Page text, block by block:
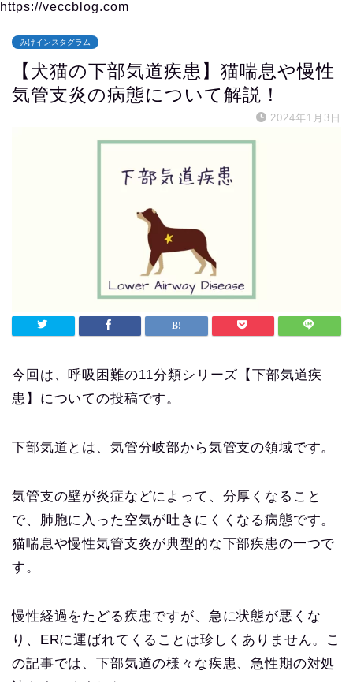
https://veccblog.com
みけインスタグラム
【犬猫の下部気道疾患】猫喘息や慢性
気管支炎の病態について解説！
2024年1月3日
今回は、呼吸困難の11分類シリーズ【下部気道疾
患】についての投稿です。
下部気道とは、気管分岐部から気管支の領域です。
気管支の壁が炎症などによって、分厚くなること
で、肺胞に入った空気が吐きにくくなる病態です。
猫喘息や慢性気管支炎が典型的な下部疾患の一つで
す。
慢性経過をたどる疾患ですが、急に状態が悪くな
り、ERに運ばれてくることは珍しくありません。こ
の記事では、下部気道の様々な疾患、急性期の対処